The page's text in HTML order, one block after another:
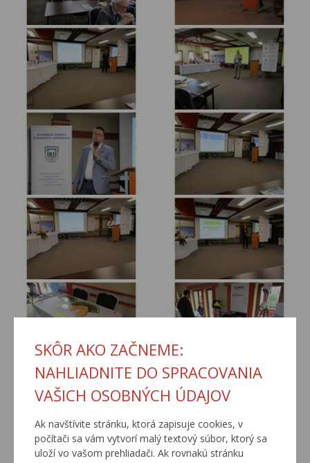
SKÔR AKO ZAČNEME:
NAHLIADNITE DO SPRACOVANIA
VAŠICH OSOBNÝCH ÚDAJOV
Ak navštívite stránku, ktorá zapisuje cookies, v
počítači sa vám vytvorí malý textový súbor, ktorý sa
uloží vo vašom prehliadači. Ak rovnakú stránku